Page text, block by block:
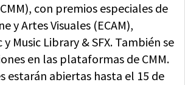
con premios especiales de
y Artes Visuales (ECAM),
Music Library & SFX. También se
en las plataformas de CMM.
estarán abiertas hasta el 15 de